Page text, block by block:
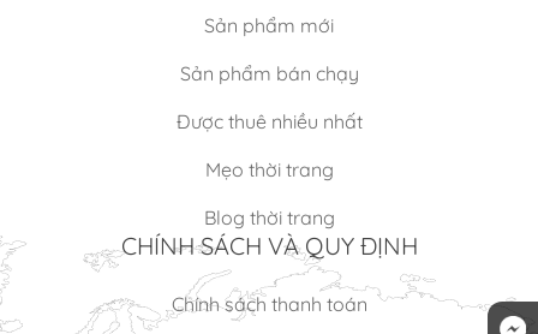
Sản phẩm mới
Sản phẩm bán chạy
Được thuê nhiều nhất
Mẹo thời trang
Blog thời trang
CHÍNH SÁCH VÀ QUY ĐỊNH
Chính sách thanh toán